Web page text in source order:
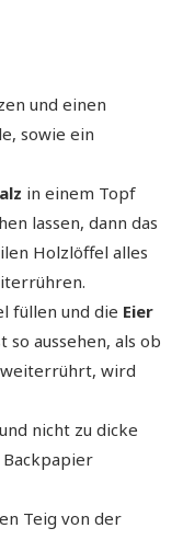
und einen
sowie ein
in einem Topf
lassen, dann das
Holzlöffel alles
füllen und die Eier
so aussehen, als ob
wird
nicht zu dicke
Backpapier
Teig von der